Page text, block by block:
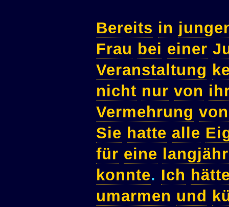
Bereits in
Frau bei einer
Veranstaltung
nicht nur von
Vermehrung von
Sie hatte alle
für eine
konnte. Ich
umarmen und